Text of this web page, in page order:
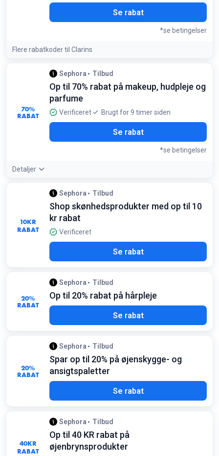
Se rabat
*se betingelser
Flere rabatkoder til Clarins
70%
RABAT
Sephora Tilbud
Op til 70% rabat på makeup, hudpleje og
parfume
Verificeret Brugt for 9 timer siden
Se rabat
*se betingelser
Detaljer
Tilbudsdetaljer:
Tjek udsalgskategorien regelmæssigt, da
Sephora Collection og populære mærker ofte får nye
prisnedsættelser her
Betingelser:
Gælder på udvalgte varer så længe lager haves
10KR
RABAT
Sephora Tilbud
Shop skønhedsprodukter med op til 10
kr rabat
Verificeret
Se rabat
20%
RABAT
Sephora Tilbud
Op til 20% rabat på hårpleje
Se rabat
20%
RABAT
Sephora Tilbud
Spar op til 20% på øjenskygge- og
ansigtspaletter
Se rabat
40KR
RABAT
Sephora Tilbud
Op til 40 KR rabat på
øjenbrynsprodukter